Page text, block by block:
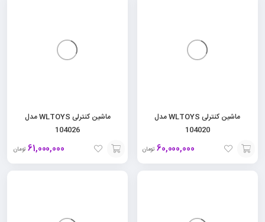
ماشین کنترلی WLTOYS مدل
104020
60,000,000 تومان
افزودن
ماشین کنترلی WLTOYS مدل
104026
61,000,000 تومان
افزودن